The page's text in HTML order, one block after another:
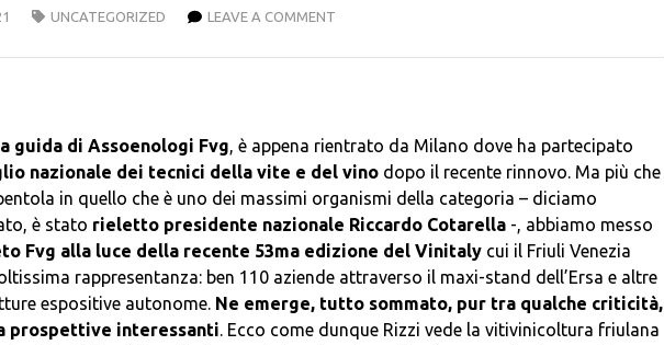
UNCATEGORIZED LEAVE A COMMENT
guida di Assoenologi Fvg, è appena rientrato da Milano dove ha partecipato
nazionale dei tecnici della vite e del vino dopo il recente rinnovo. Ma più che
in quello che è uno dei massimi organismi della categoria – diciamo
è stato rieletto presidente nazionale Riccardo Cotarella -, abbiamo messo
Fvg alla luce della recente 53ma edizione del Vinitaly cui il Friuli Venezia
rappresentanza: ben 110 aziende attraverso il maxi-stand dell’Ersa e altre
espositive autonome. Ne emerge, tutto sommato, pur tra qualche criticità,
prospettive interessanti. Ecco come dunque Rizzi vede la vitivinicoltura friulana